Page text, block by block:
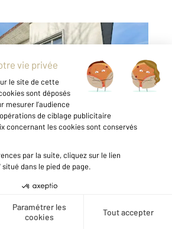
Créer une alerte
F2 à vendre
€
SAUBAGNACQ | Appartement
de toute occupation 1 er
à Dax, cette opportunité
aussi bien aux
acquéreurs recherchant